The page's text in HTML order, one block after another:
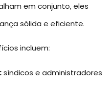
em conjunto, eles
sólida e eficiente.
incluem:
síndicos e administradores